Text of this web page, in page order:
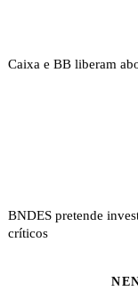
Caixa e BB liberam
BNDES pretende
críticos